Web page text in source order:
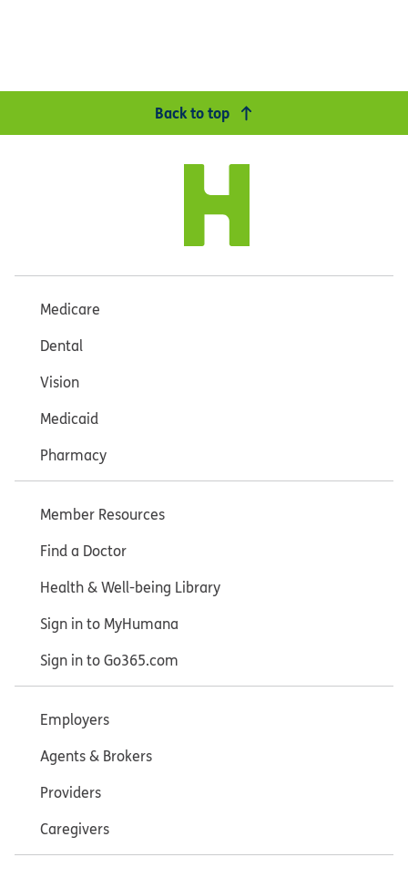
Back to top
Medicare
Dental
Vision
Medicaid
Pharmacy
Member Resources
Find a Doctor
Health & Well-being Library
Sign in to MyHumana
Sign in to Go365.com
Employers
Agents & Brokers
Providers
Caregivers